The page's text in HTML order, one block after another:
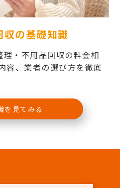
の基礎知識
・不用品回収の料金相
容、業者の選び方を徹底
を見てみる